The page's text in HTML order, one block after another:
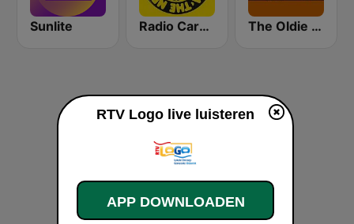
Sunlite Radio Caroline 319 The Oldie Station
RTV Logo live luisteren
APP DOWNLOADEN